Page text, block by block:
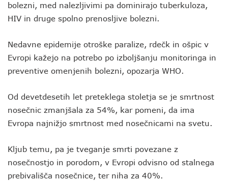
bolezni, med nalezljivimi pa dominirajo tuberkuloza,
HIV in druge spolno prenosljive bolezni.
Nedavne epidemije otroške paralize, rdečk in ošpic v
Evropi kažejo na potrebo po izboljšanju monitoringa in
preventive omenjenih bolezni, opozarja WHO.
Od devetdesetih let preteklega stoletja se je smrtnost
nosečnic zmanjšala za 54%, kar pomeni, da ima
Evropa najnižjo smrtnost med nosečnicami na svetu.
Kljub temu, pa je tveganje smrti povezane z
nosečnostjo in porodom, v Evropi odvisno od stalnega
prebivališča nosečnice, ter niha za 40%.